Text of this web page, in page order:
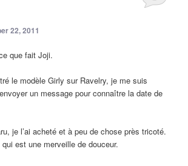
22, 2011
que fait Joji.
le modèle Girly sur Ravelry, je me suis
un message pour connaître la date de
je l’ai acheté et à peu de chose près tricoté.
est une merveille de douceur.